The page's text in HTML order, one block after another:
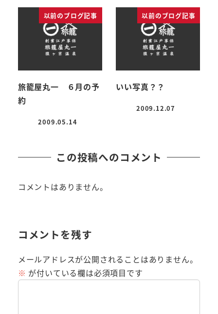
以前のブログ記事
旅籠屋丸一 ６月の予
約
投稿日
2009.05.14
以前のブログ記事
いい写真？？
投稿日
2009.12.07
この投稿へのコメント
コメントはありません。
コメントを残す
メールアドレスが公開されることはありません。
※ が付いている欄は必須項目です